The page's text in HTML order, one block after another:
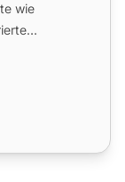
wie